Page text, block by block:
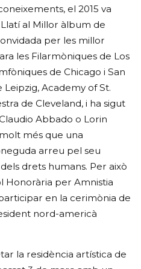
el 2015 va
al Millor àlbum de
per les millor
les Filarmòniques de Los
de Chicago i San
Leipzig, Academy of St.
de Cleveland, i ha sigut
Abbado o Lorin
més que una
arreu pel seu
drets humans. Per això
Honorària per Amnistia
en la cerimònia de
nord-americà
la residència artística de